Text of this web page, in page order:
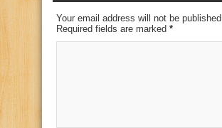
Your email address will not be published.
Required fields are marked *